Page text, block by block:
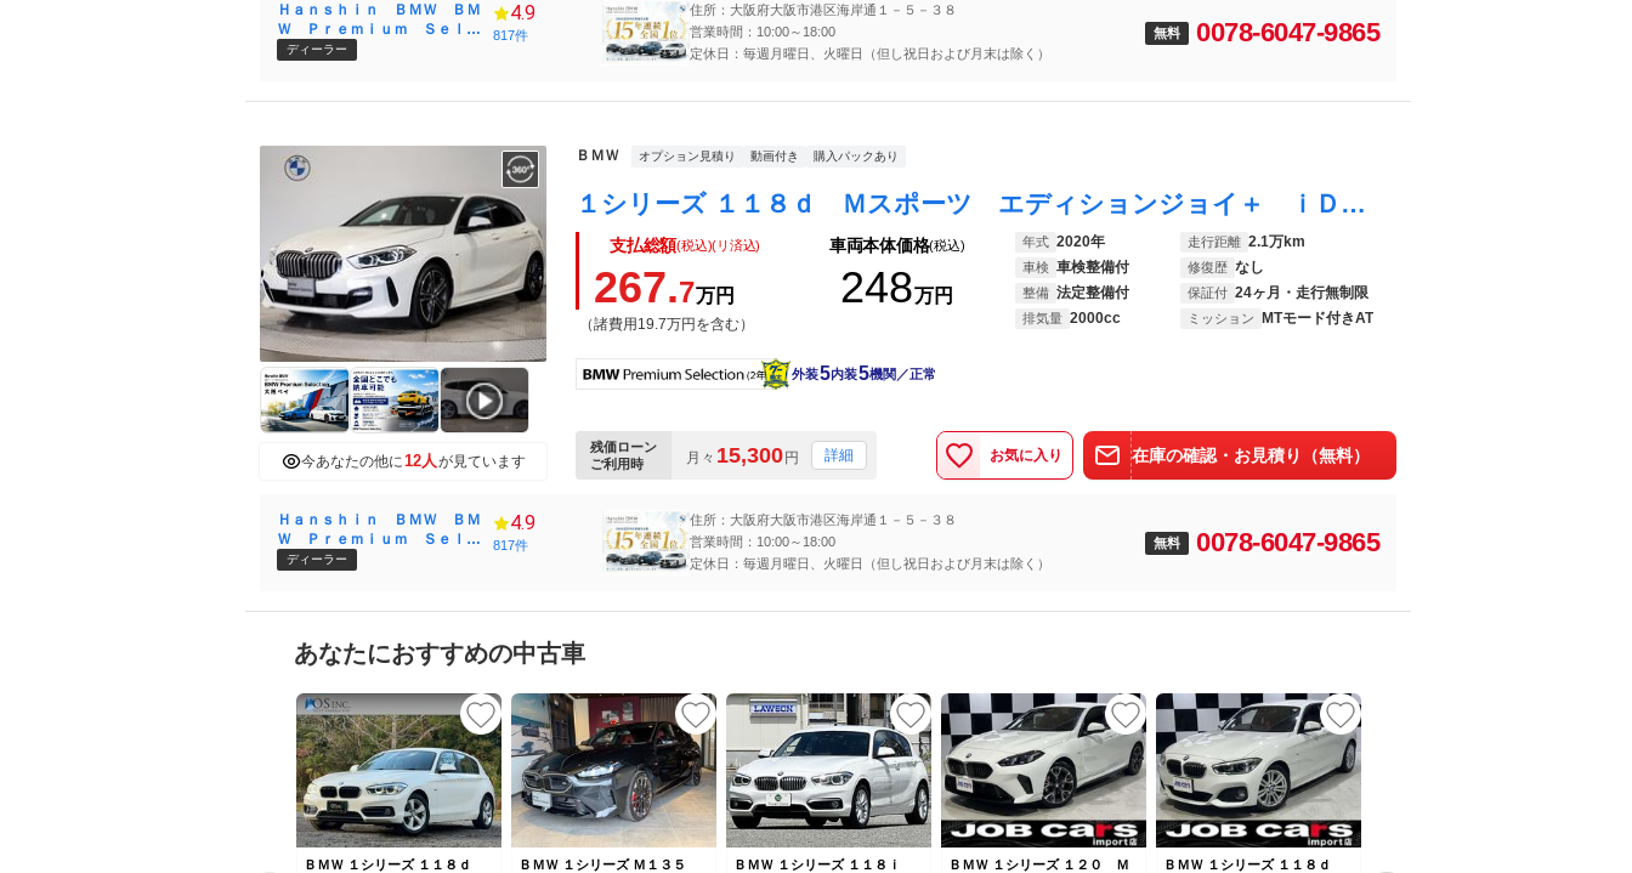
Ｈａｎｓｈｉｎ ＢＭＷ ＢＭ
Ｗ Ｐｒｅｍｉｕｍ Ｓｅｌｅ
ｃｔｉｏｎ Ｏｓａｋａ Ｂａ
ディーラー
4.9
817件
住所：大阪府大阪市港区海岸通１－５－３８
営業時間：10:00～18:00
定休日：毎週月曜日、火曜日（但し祝日および月末は除く）
無料 0078-6047-9865
今あなたの他に12人が見ています
ＢＭＷ オプション見積り 動画付き 購入パックあり
１シリーズ １１８ｄ Ｍスポーツ エディションジョイ＋ ｉＤｒｉｖｅナビパッケージ コンフォートパッケージ アクティブクルーズコントロール 電動リアゲート ＬＥＤヘッドライト コンフォートアクセス バックカメラ ＰＤＣセンサー ミラーＥＴＣ
支払総額(税込)(リ済込)
267.7万円
（諸費用19.7万円を含む）
車両本体価格(税込)
248万円
年式 2020年 走行距離 2.1万km
車検 車検整備付 修復歴 なし
整備 法定整備付 保証付 24ヶ月・走行無制限
排気量 2000cc ミッション MTモード付きAT
外装5内装5機関／正常
残価ローン
ご利用時
月々 15,300円 詳細 お気に入り 在庫の確認・お見積り（無料）
Ｈａｎｓｈｉｎ ＢＭＷ ＢＭ
Ｗ Ｐｒｅｍｉｕｍ Ｓｅｌｅ
ｃｔｉｏｎ Ｏｓａｋａ Ｂａ
ディーラー
4.9
817件
住所：大阪府大阪市港区海岸通１－５－３８
営業時間：10:00～18:00
定休日：毎週月曜日、火曜日（但し祝日および月末は除く）
無料 0078-6047-9865
あなたにおすすめの中古車
ＢＭＷ １シリーズ １１８ｄ
ＢＭＷ １シリーズ Ｍ１３５
ＢＭＷ １シリーズ １１８ｉ
ＢＭＷ １シリーズ １２０ Ｍ
ＢＭＷ １シリーズ １１８ｄ